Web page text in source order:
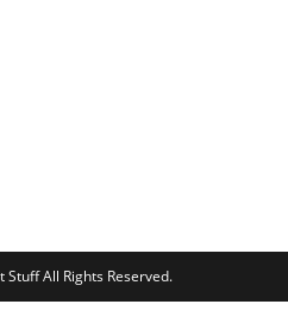
All Rights Reserved.